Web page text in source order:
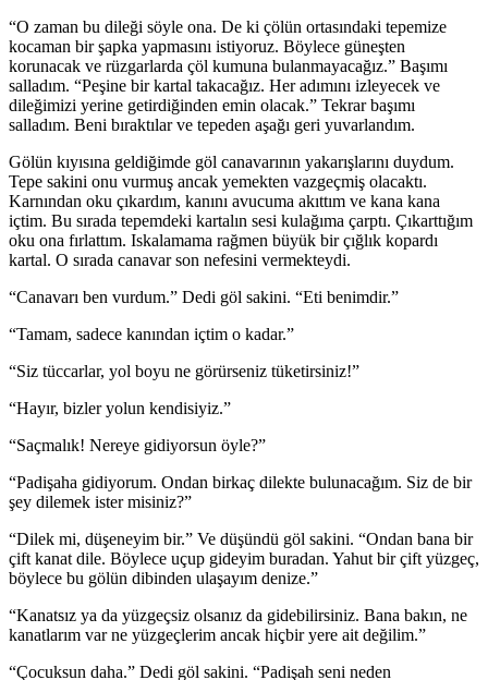
“O zaman bu dileği söyle ona. De ki çölün ortasındaki tepemize
kocaman bir şapka yapmasını istiyoruz. Böylece güneşten
korunacak ve rüzgarlarda çöl kumuna bulanmayacağız.” Başımı
salladım. “Peşine bir kartal takacağız. Her adımını izleyecek ve
dileğimizi yerine getirdiğinden emin olacak.” Tekrar başımı
salladım. Beni bıraktılar ve tepeden aşağı geri yuvarlandım.
Gölün kıyısına geldiğimde göl canavarının yakarışlarını duydum.
Tepe sakini onu vurmuş ancak yemekten vazgeçmiş olacaktı.
Karnından oku çıkardım, kanını avucuma akıttım ve kana kana
içtim. Bu sırada tepemdeki kartalın sesi kulağıma çarptı. Çıkarttığım
oku ona fırlattım. Iskalamama rağmen büyük bir çığlık kopardı
kartal. O sırada canavar son nefesini vermekteydi.
“Canavarı ben vurdum.” Dedi göl sakini. “Eti benimdir.”
“Tamam, sadece kanından içtim o kadar.”
“Siz tüccarlar, yol boyu ne görürseniz tüketirsiniz!”
“Hayır, bizler yolun kendisiyiz.”
“Saçmalık! Nereye gidiyorsun öyle?”
“Padişaha gidiyorum. Ondan birkaç dilekte bulunacağım. Siz de bir
şey dilemek ister misiniz?”
“Dilek mi, düşeneyim bir.” Ve düşündü göl sakini. “Ondan bana bir
çift kanat dile. Böylece uçup gideyim buradan. Yahut bir çift yüzgeç,
böylece bu gölün dibinden ulaşayım denize.”
“Kanatsız ya da yüzgeçsiz olsanız da gidebilirsiniz. Bana bakın, ne
kanatlarım var ne yüzgeçlerim ancak hiçbir yere ait değilim.”
“Çocuksun daha.” Dedi göl sakini. “Padişah seni neden